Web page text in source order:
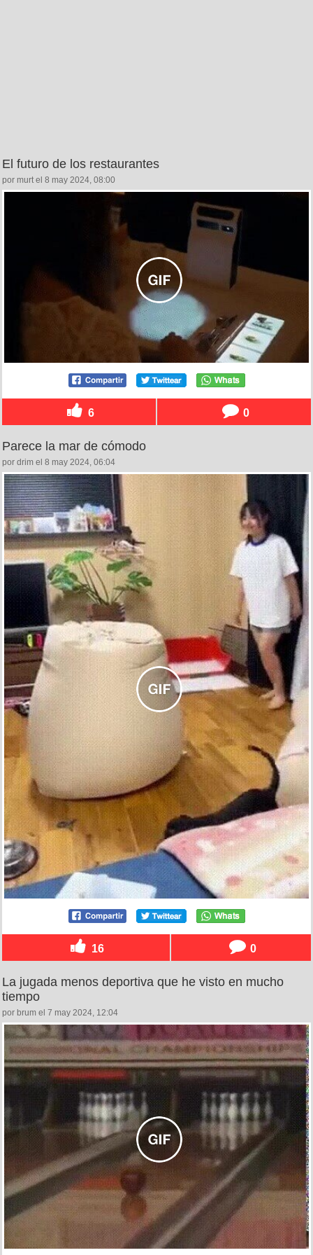
El futuro de los restaurantes
por murt el 8 may 2024, 08:00
6 0
Parece la mar de cómodo
por drim el 8 may 2024, 06:04
16 0
La jugada menos deportiva que he visto en mucho
tiempo
por brum el 7 may 2024, 12:04